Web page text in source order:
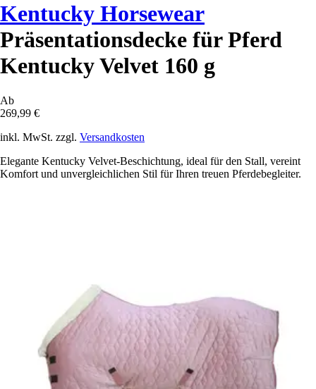
Kentucky Horsewear
Präsentationsdecke für Pferd
Kentucky Velvet 160 g
Ab
269,99 €
inkl. MwSt. zzgl. Versandkosten
Elegante Kentucky Velvet-Beschichtung, ideal für den Stall, vereint
Komfort und unvergleichlichen Stil für Ihren treuen Pferdebegleiter.